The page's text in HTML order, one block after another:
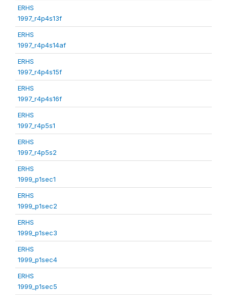
ERHS
1997_r4p4s13f
ERHS
1997_r4p4s14af
ERHS
1997_r4p4s15f
ERHS
1997_r4p4s16f
ERHS
1997_r4p5s1
ERHS
1997_r4p5s2
ERHS
1999_p1sec1
ERHS
1999_p1sec2
ERHS
1999_p1sec3
ERHS
1999_p1sec4
ERHS
1999_p1sec5